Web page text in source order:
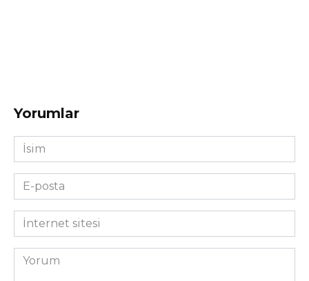
Yorumlar
İsim
*
E-
posta
*İnternet
sitesi
Yorum